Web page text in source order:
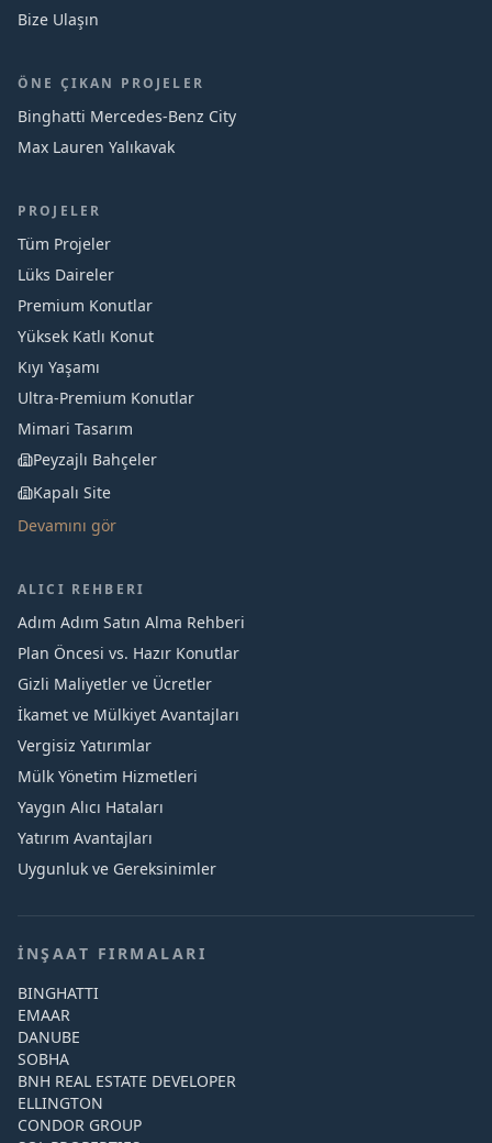
Bize Ulaşın
ÖNE ÇIKAN PROJELER
Binghatti Mercedes‑Benz City
Max Lauren Yalıkavak
PROJELER
Tüm Projeler
Lüks Daireler
Premium Konutlar
Yüksek Katlı Konut
Kıyı Yaşamı
Ultra-Premium Konutlar
Mimari Tasarım
Peyzajlı Bahçeler
Kapalı Site
Devamını gör
ALICI REHBERI
Adım Adım Satın Alma Rehberi
Plan Öncesi vs. Hazır Konutlar
Gizli Maliyetler ve Ücretler
İkamet ve Mülkiyet Avantajları
Vergisiz Yatırımlar
Mülk Yönetim Hizmetleri
Yaygın Alıcı Hataları
Yatırım Avantajları
Uygunluk ve Gereksinimler
İNŞAAT FIRMALARI
BINGHATTI
EMAAR
DANUBE
SOBHA
BNH REAL ESTATE DEVELOPER
ELLINGTON
CONDOR GROUP